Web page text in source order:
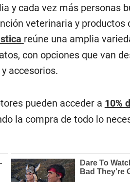
y cada vez más personas
veterinaria y productos
reúne una amplia
con opciones que van
accesorios.
pueden acceder a 10%
la compra de todo lo